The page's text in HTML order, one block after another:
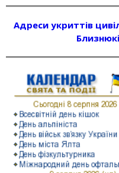
Адреси укриттів